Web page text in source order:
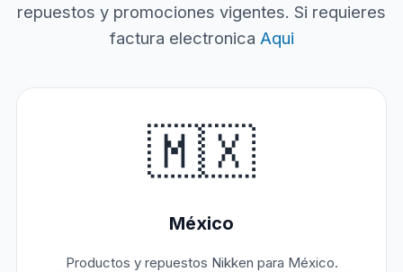
repuestos y promociones vigentes. Si requieres
factura electronica Aqui
🇲🇽
México
Productos y repuestos Nikken para México.